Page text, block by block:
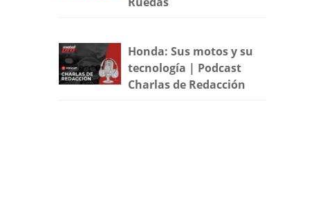
Honda: Sus motos y su
tecnología | Podcast
Charlas de Redacción